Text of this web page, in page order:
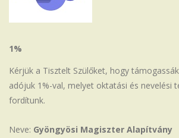
1%
Kérjük a Tisztelt Szülőket, hogy
adójuk 1%-val, melyet oktatási és nevelési
fordítunk.
Neve: Gyöngyösi Magiszter Alapítvány